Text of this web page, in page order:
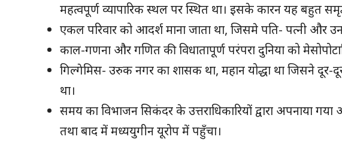
महत्वपूर्ण व्यापारिक स्थल पर स्थित था। इसके कारन यह बहुत
एकल परिवार को आदर्श माना जाता था, जिसमे पति- पत्नी और
काल-गणना और गणित की विधातापूर्ण परंपरा दुनिया को
गिल्गेमिस- उरुक नगर का शासक था, महान योद्धा था जिसने
था।
समय का विभाजन सिकंदर के उत्तराधिकारियों द्वारा अपनाया
तथा बाद में मध्ययुगीन यूरोप में पहुँचा।